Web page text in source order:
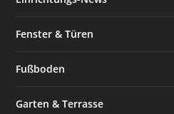
Fenster & Türen
Fußboden
Garten & Terrasse